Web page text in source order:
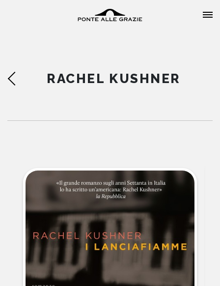
AUTORI
EVENTI
NEWS
CONTATTI
RACHEL KUSHNER